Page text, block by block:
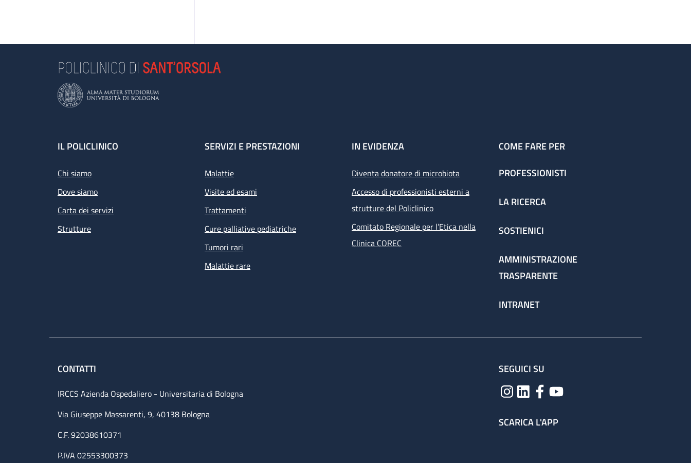
Footer
IL POLICLINICO
Chi siamo
Dove siamo
Carta dei servizi
Strutture
SERVIZI E PRESTAZIONI
Malattie
Visite ed esami
Trattamenti
Cure palliative pediatriche
Tumori rari
Malattie rare
IN EVIDENZA
Diventa donatore di microbiota
Accesso di professionisti esterni a
strutture del Policlinico
Comitato Regionale per l’Etica nella
Clinica COREC
COME FARE PER
PROFESSIONISTI
LA RICERCA
SOSTIENICI
AMMINISTRAZIONE
TRASPARENTE
INTRANET
CONTATTI
IRCCS Azienda Ospedaliero - Universitaria di Bologna
Via Giuseppe Massarenti, 9, 40138 Bologna
C.F. 92038610371
P.IVA 02553300373
SEGUICI SU
SCARICA L'APP